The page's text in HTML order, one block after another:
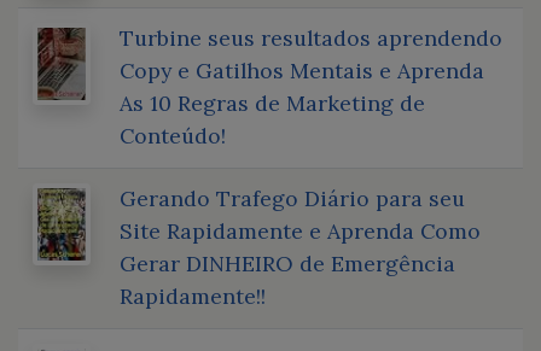
Turbine seus resultados aprendendo
Copy e Gatilhos Mentais e Aprenda
As 10 Regras de Marketing de
Conteúdo!
Gerando Trafego Diário para seu
Site Rapidamente e Aprenda Como
Gerar DINHEIRO de Emergência
Rapidamente!!